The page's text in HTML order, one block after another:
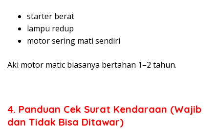
starter berat
lampu redup
motor sering mati sendiri
Aki motor matic biasanya bertahan 1–2 tahun.
4. Panduan Cek Surat Kendaraan (Wajib
dan Tidak Bisa Ditawar)